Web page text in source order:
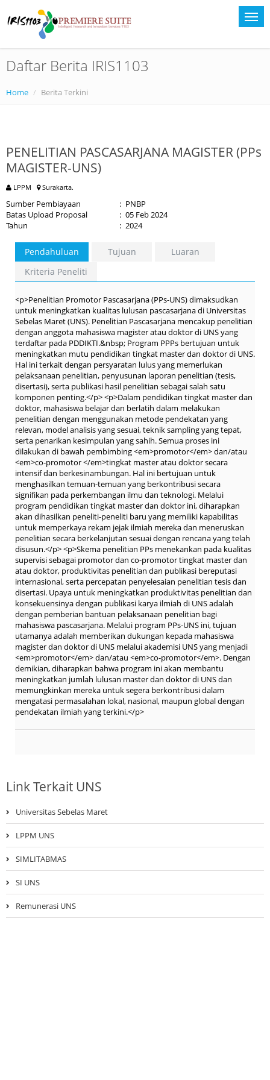
Daftar Berita IRIS1103
Home Berita Terkini
PENELITIAN PASCASARJANA MAGISTER (PPs
MAGISTER-UNS)
LPPM Surakarta.
Sumber Pembiayaan : PNBP
Batas Upload Proposal
: 05 Feb 2024
Tahun
: 2024
Pendahuluan Tujuan
Luaran
Kriteria Peneliti
<p>Penelitian Promotor Pascasarjana (PPs-UNS) dimaksudkan
untuk meningkatkan kualitas lulusan pascasarjana di Universitas
Sebelas Maret (UNS). Penelitian Pascasarjana mencakup penelitian
dengan anggota mahasiswa magister atau doktor di UNS yang
terdaftar pada PDDIKTI.&nbsp; Program PPPs bertujuan untuk
meningkatkan mutu pendidikan tingkat master dan doktor di UNS.
Hal ini terkait dengan persyaratan lulus yang memerlukan
pelaksanaan penelitian, penyusunan laporan penelitian (tesis,
disertasi), serta publikasi hasil penelitian sebagai salah satu
komponen penting.</p> <p>Dalam pendidikan tingkat master dan
doktor, mahasiswa belajar dan berlatih dalam melakukan
penelitian dengan menggunakan metode pendekatan yang
relevan, model analisis yang sesuai, teknik sampling yang tepat,
serta penarikan kesimpulan yang sahih. Semua proses ini
dilakukan di bawah pembimbing <em>promotor</em> dan/atau
<em>co-promotor </em>tingkat master atau doktor secara
intensif dan berkesinambungan. Hal ini bertujuan untuk
menghasilkan temuan-temuan yang berkontribusi secara
signifikan pada perkembangan ilmu dan teknologi. Melalui
program pendidikan tingkat master dan doktor ini, diharapkan
akan dihasilkan peneliti-peneliti baru yang memiliki kapabilitas
untuk memperkaya rekam jejak ilmiah mereka dan meneruskan
penelitian secara berkelanjutan sesuai dengan rencana yang telah
disusun.</p> <p>Skema penelitian PPs menekankan pada kualitas
supervisi sebagai promotor dan co-promotor tingkat master dan
atau doktor, produktivitas penelitian dan publikasi bereputasi
internasional, serta percepatan penyelesaian penelitian tesis dan
disertasi. Upaya untuk meningkatkan produktivitas penelitian dan
konsekuensinya dengan publikasi karya ilmiah di UNS adalah
dengan pemberian bantuan pelaksanaan penelitian bagi
mahasiswa pascasarjana. Melalui program PPs-UNS ini, tujuan
utamanya adalah memberikan dukungan kepada mahasiswa
magister dan doktor di UNS melalui akademisi UNS yang menjadi
<em>promotor</em> dan/atau <em>co-promotor</em>. Dengan
demikian, diharapkan bahwa program ini akan membantu
meningkatkan jumlah lulusan master dan doktor di UNS dan
memungkinkan mereka untuk segera berkontribusi dalam
mengatasi permasalahan lokal, nasional, maupun global dengan
pendekatan ilmiah yang terkini.</p>
Link Terkait UNS
Universitas Sebelas Maret
LPPM UNS
SIMLITABMAS
SI UNS
Remunerasi UNS